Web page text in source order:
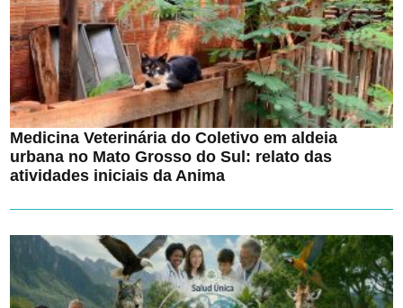
Medicina Veterinária do Coletivo em aldeia
urbana no Mato Grosso do Sul: relato das
atividades iniciais da Anima